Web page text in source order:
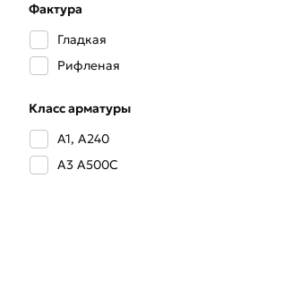
Фактура
Гладкая
Рифленая
Класс арматуры
А1, А240
А3 А500С